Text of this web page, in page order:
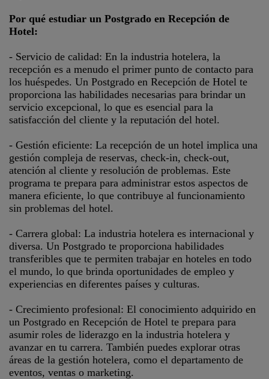
Por qué estudiar un Postgrado en Recepción de
Hotel:
- Servicio de calidad: En la industria hotelera, la
recepción es a menudo el primer punto de contacto para
los huéspedes. Un Postgrado en Recepción de Hotel te
proporciona las habilidades necesarias para brindar un
servicio excepcional, lo que es esencial para la
satisfacción del cliente y la reputación del hotel.
- Gestión eficiente: La recepción de un hotel implica una
gestión compleja de reservas, check-in, check-out,
atención al cliente y resolución de problemas. Este
programa te prepara para administrar estos aspectos de
manera eficiente, lo que contribuye al funcionamiento
sin problemas del hotel.
- Carrera global: La industria hotelera es internacional y
diversa. Un Postgrado te proporciona habilidades
transferibles que te permiten trabajar en hoteles en todo
el mundo, lo que brinda oportunidades de empleo y
experiencias en diferentes países y culturas.
- Crecimiento profesional: El conocimiento adquirido en
un Postgrado en Recepción de Hotel te prepara para
asumir roles de liderazgo en la industria hotelera y
avanzar en tu carrera. También puedes explorar otras
áreas de la gestión hotelera, como el departamento de
eventos, ventas o marketing.